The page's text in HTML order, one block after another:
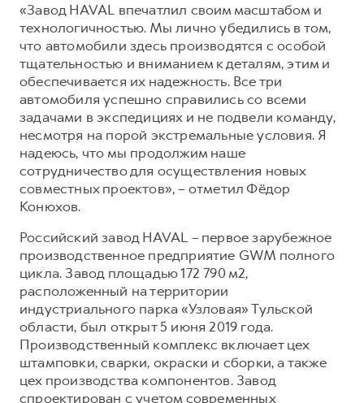
«Завод HAVAL впечатлил своим масштабом и
технологичностью. Мы лично убедились в том,
что автомобили здесь производятся с особой
тщательностью и вниманием к деталям, этим и
обеспечивается их надежность. Все три
автомобиля успешно справились со всеми
задачами в экспедициях и не подвели команду,
несмотря на порой экстремальные условия. Я
надеюсь, что мы продолжим наше
сотрудничество для осуществления новых
совместных проектов», – отметил Фёдор
Конюхов.
Российский завод HAVAL – первое зарубежное
производственное предприятие GWM полного
цикла. Завод площадью 172 790 м2,
расположенный на территории
индустриального парка «Узловая» Тульской
области, был открыт 5 июня 2019 года.
Производственный комплекс включает цех
штамповки, сварки, окраски и сборки, а также
цех производства компонентов. Завод
спроектирован с учетом современных